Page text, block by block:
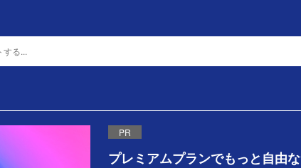
PR
プレミアムプランでもっと自由